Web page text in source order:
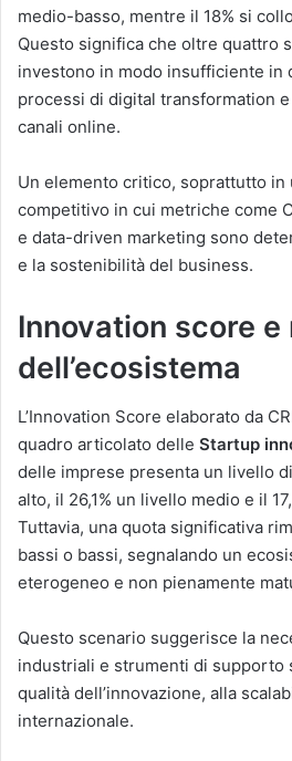
medio-basso, mentre il 18% si
Questo significa che oltre quattro
investono in modo insufficiente in
processi di digital transformation
canali online.
Un elemento critico, soprattutto in
competitivo in cui metriche come
e data-driven marketing sono
e la sostenibilità del business.
Innovation score
dell’ecosistema
L’Innovation Score elaborato da
quadro articolato delle Startup
delle imprese presenta un livello
alto, il 26,1% un livello medio e il
Tuttavia, una quota significativa
bassi o bassi, segnalando un
eterogeneo e non pienamente
Questo scenario suggerisce la
industriali e strumenti di supporto
qualità dell’innovazione, alla
internazionale.